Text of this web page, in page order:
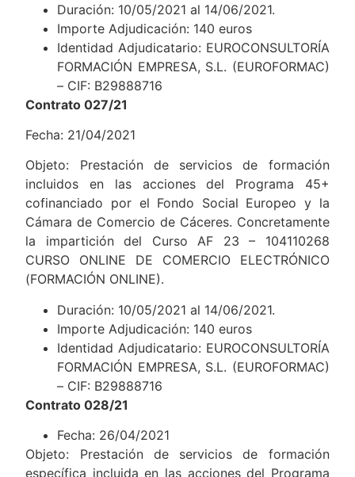
Duración: 10/05/2021 al 14/06/2021.
Importe Adjudicación: 140 euros
Identidad Adjudicatario: EUROCONSULTORÍA
FORMACIÓN EMPRESA, S.L. (EUROFORMAC)
– CIF: B29888716
Contrato 027/21
Fecha: 21/04/2021
Objeto: Prestación de servicios de formación
incluidos en las acciones del Programa 45+
cofinanciado por el Fondo Social Europeo y la
Cámara de Comercio de Cáceres. Concretamente
la impartición del Curso AF 23 – 104110268
CURSO ONLINE DE COMERCIO ELECTRÓNICO
(FORMACIÓN ONLINE).
Duración: 10/05/2021 al 14/06/2021.
Importe Adjudicación: 140 euros
Identidad Adjudicatario: EUROCONSULTORÍA
FORMACIÓN EMPRESA, S.L. (EUROFORMAC)
– CIF: B29888716
Contrato 028/21
Fecha: 26/04/2021
Objeto: Prestación de servicios de formación
específica incluida en las acciones del Programa